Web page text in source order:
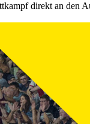
direkt an den